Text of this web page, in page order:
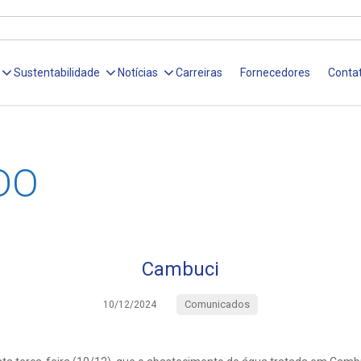
Sustentabilidade Notícias Carreiras Fornecedores
Cambuci
10/12/2024 Comunicados